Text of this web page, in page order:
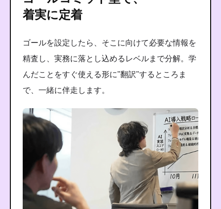
着実に定着
ゴールを設定したら、そこに向けて必要な情報を
精査し、実務に落とし込めるレベルまで分解。学
んだことをすぐ使える形に"翻訳"するところま
で、一緒に伴走します。